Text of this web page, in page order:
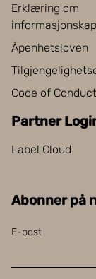
Erklæring om
Åpenhetsloven
Code of Conduct
Partner
Label Cloud
Abonner på
E-post